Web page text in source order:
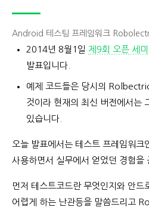
Android 테스팅 프레임워크
2014년 8월1일 제9회 오픈 세
발표입니다.
예제 코드들은 당시의
것이라 현재의 최신 버전에서는
있습니다.
오늘 발표에서는 테스트 프레임워
사용하면서 실무에서 얻었던 경험을
먼저 테스트코드란 무엇인지와 안드
어렵게 하는 난관등을 말씀드리고